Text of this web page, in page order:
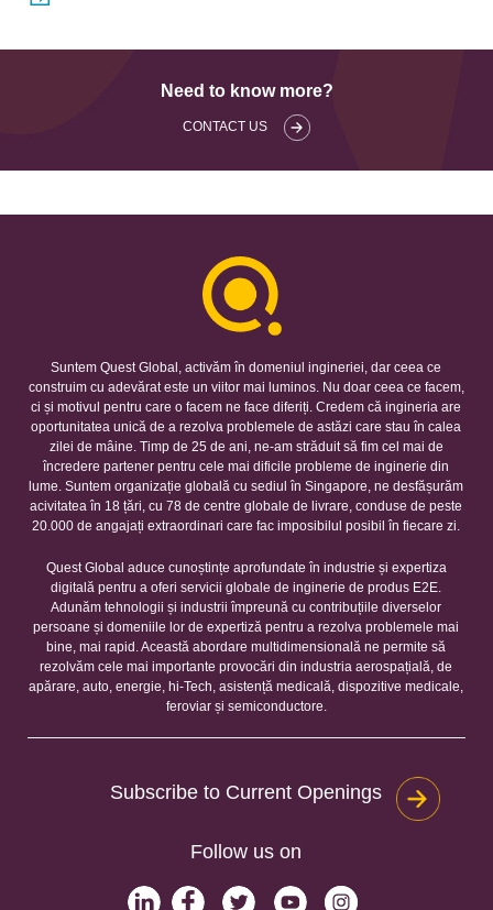
Need to know more?
CONTACT US
Suntem Quest Global, activăm în domeniul ingineriei, dar ceea ce
construim cu adevărat este un viitor mai luminos. Nu doar ceea ce facem,
ci și motivul pentru care o facem ne face diferiți. Credem că ingineria are
oportunitatea unică de a rezolva problemele de astăzi care stau în calea
zilei de mâine. Timp de 25 de ani, ne-am străduit să fim cel mai de
încredere partener pentru cele mai dificile probleme de inginerie din
lume. Suntem organizație globală cu sediul în Singapore, ne desfășurăm
acivitatea în 18 țări, cu 78 de centre globale de livrare, conduse de peste
20.000 de angajați extraordinari care fac imposibilul posibil în fiecare zi.
Quest Global aduce cunoștințe aprofundate în industrie și expertiza
digitală pentru a oferi servicii globale de inginerie de produs E2E.
Adunăm tehnologii și industrii împreună cu contribuțiile diverselor
persoane și domeniile lor de expertiză pentru a rezolva problemele mai
bine, mai rapid. Această abordare multidimensională ne permite să
rezolvăm cele mai importante provocări din industria aerospațială, de
apărare, auto, energie, hi-Tech, asistență medicală, dispozitive medicale,
feroviar și semiconductore.
Subscribe to Current Openings
Follow us on